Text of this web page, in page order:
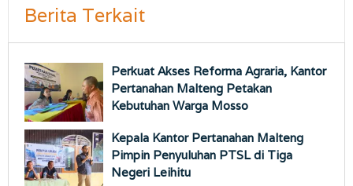
Berita Terkait
Perkuat Akses Reforma Agraria, Kantor
Pertanahan Malteng Petakan
Kebutuhan Warga Mosso
Kepala Kantor Pertanahan Malteng
Pimpin Penyuluhan PTSL di Tiga
Negeri Leihitu